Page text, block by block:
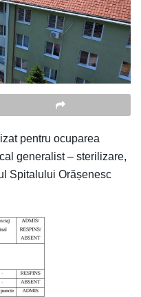
pentru ocuparea
generalist – sterilizare,
Spitalului Orășenesc